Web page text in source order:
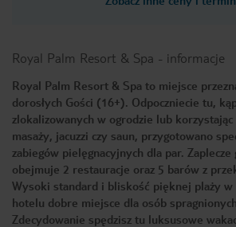
Royal Palm Resort & Spa - informacje
Royal Palm Resort & Spa to miejsce
dorosłych Gości (16+). Odpoczniecie tu,
zlokalizowanych w ogrodzie lub korzystając
masaży, jacuzzi czy saun, przygotowano
zabiegów pielęgnacyjnych dla par. Zaplecze
obejmuje 2 restauracje oraz 5 barów z
Wysoki standard i bliskość pięknej plaży w
hotelu dobre miejsce dla osób
Zdecydowanie spędzisz tu luksusowe